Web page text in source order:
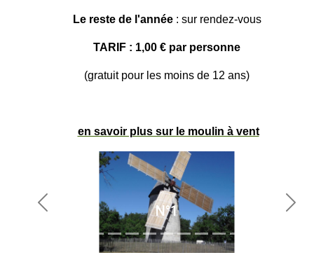
Le reste de l'année : sur rendez-vous
TARIF : 1,00 € par personne
(gratuit pour les moins de 12 ans)
en savoir plus sur le moulin à vent
N°1
Previous Next